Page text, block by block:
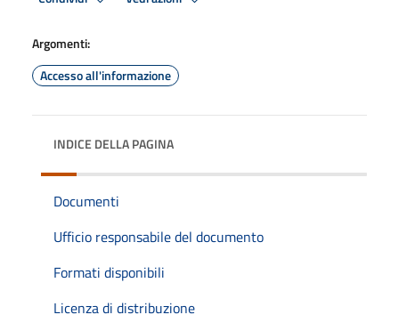
Argomenti:
Accesso all'informazione
INDICE DELLA PAGINA
Documenti
Ufficio responsabile del documento
Formati disponibili
Licenza di distribuzione